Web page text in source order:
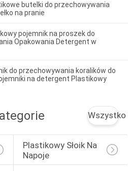
butelki do przechowywania
na pranie
pojemnik na proszek do
Opakowania Detergent w
do przechowywania koralików do
na detergent Plastikowy
Wszystko
Plastikowy Słoik Na
Napoje